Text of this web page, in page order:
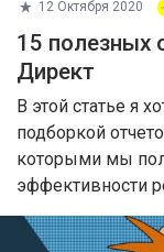
12 Октября 2020
15 полезных
Директ
В этой статье я
подборкой
которыми мы
эффективности